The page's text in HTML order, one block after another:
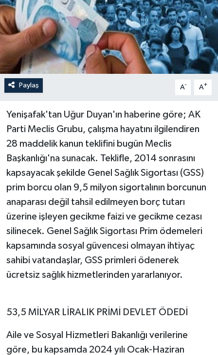
Paylaş A- A+
Yenişafak'tan Uğur Duyan'ın haberine göre; AK
Parti Meclis Grubu, çalışma hayatını ilgilendiren
28 maddelik kanun teklifini bugün Meclis
Başkanlığı'na sunacak. Teklifle, 2014 sonrasını
kapsayacak şekilde Genel Sağlık Sigortası (GSS)
prim borcu olan 9,5 milyon sigortalının borcunun
anaparası değil tahsil edilmeyen borç tutarı
üzerine işleyen gecikme faizi ve gecikme cezası
silinecek. Genel Sağlık Sigortası Prim ödemeleri
kapsamında sosyal güvencesi olmayan ihtiyaç
sahibi vatandaşlar, GSS primleri ödenerek
ücretsiz sağlık hizmetlerinden yararlanıyor.
53,5 MİLYAR LİRALIK PRİMİ DEVLET ÖDEDİ
Aile ve Sosyal Hizmetleri Bakanlığı verilerine
göre, bu kapsamda 2024 yılı Ocak-Haziran